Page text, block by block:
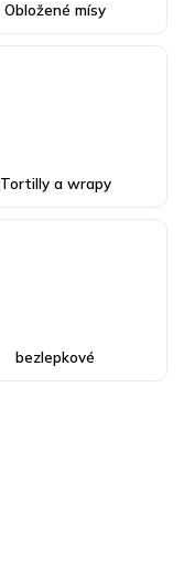
Obložené mísy
Tortilly a wrapy
bezlepkové